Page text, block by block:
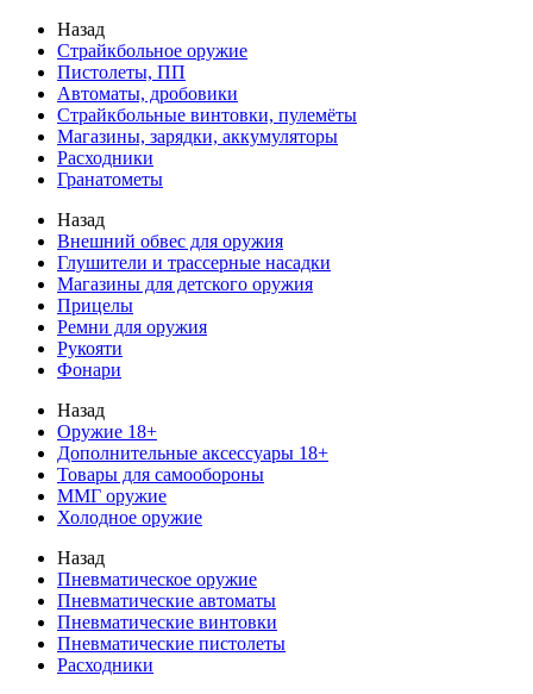
Назад
Страйкбольное оружие
Пистолеты, ПП
Автоматы, дробовики
Страйкбольные винтовки, пулемёты
Магазины, зарядки, аккумуляторы
Расходники
Гранатометы
Назад
Внешний обвес для оружия
Глушители и трассерные насадки
Магазины для детского оружия
Прицелы
Ремни для оружия
Рукояти
Фонари
Назад
Оружие 18+
Дополнительные аксессуары 18+
Товары для самообороны
ММГ оружие
Холодное оружие
Назад
Пневматическое оружие
Пневматические автоматы
Пневматические винтовки
Пневматические пистолеты
Расходники